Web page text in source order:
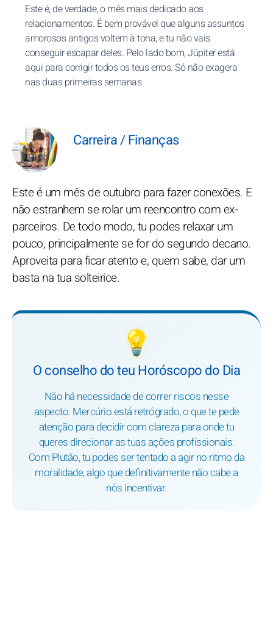
Este é, de verdade, o mês mais dedicado aos
relacionamentos. É bem provável que alguns assuntos
amorosos antigos voltem à tona, e tu não vais
conseguir escapar deles. Pelo lado bom, Júpiter está
aqui para corrigir todos os teus erros. Só não exagera
nas duas primeiras semanas.
Carreira / Finanças
Este é um mês de outubro para fazer conexões. E
não estranhem se rolar um reencontro com ex-
parceiros. De todo modo, tu podes relaxar um
pouco, principalmente se for do segundo decano.
Aproveita para ficar atento e, quem sabe, dar um
basta na tua solteirice.
💡
O conselho do teu Horóscopo do Dia
Não há necessidade de correr riscos nesse
aspecto. Mercúrio está retrógrado, o que te pede
atenção para decidir com clareza para onde tu
queres direcionar as tuas ações profissionais.
Com Plutão, tu podes ser tentado a agir no ritmo da
moralidade, algo que definitivamente não cabe a
nós incentivar.